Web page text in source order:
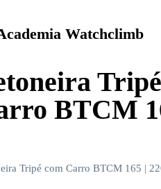
Watchclimb
BTCM
Tripé com Carro BTCM 165 |